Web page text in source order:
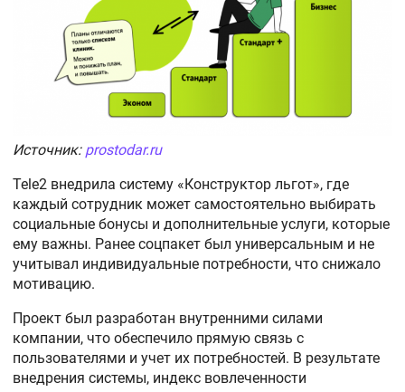
Источник: prostodar.ru
Tele2 внедрила систему «Конструктор льгот», где
каждый сотрудник может самостоятельно выбирать
социальные бонусы и дополнительные услуги, которые
ему важны. Ранее соцпакет был универсальным и не
учитывал индивидуальные потребности, что снижало
мотивацию.
Проект был разработан внутренними силами
компании, что обеспечило прямую связь с
пользователями и учет их потребностей. В результате
внедрения системы, индекс вовлеченности